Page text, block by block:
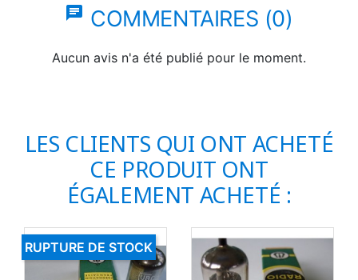
chat COMMENTAIRES (0)
Aucun avis n'a été publié pour le moment.
LES CLIENTS QUI ONT ACHETÉ
CE PRODUIT ONT
ÉGALEMENT ACHETÉ :
RUPTURE DE STOCK